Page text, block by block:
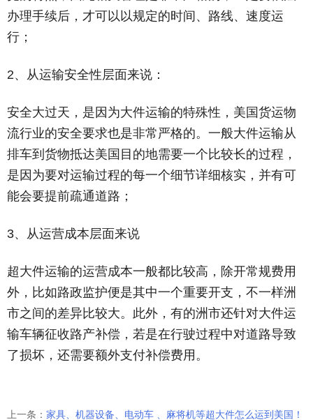
办理手续后，才可以以规定的时间、路线、速度运
行；
2、从运输安全性层面来说：
安全大过天，是因为大件运输的特殊性，美国货运物
流行业的安全要求也是非常严格的。一般大件运输从
排车到货物抵达美国目的地需要一个比较长的过程，
是因为要对运输过程的每一个细节详细核实，并有可
能会要提前疏通道路；
3、从运营成本层面来说
超大件运输的运营成本一般都比较高，除开常规费用
外，比如路政监护便是其中一个重要开支，不一样洲
市之间的差异比较大。此外，有的洲市还针对大件运
输车辆征收路产补偿，若是在行驶过程中对道路导致
了损坏，还需要额外支付补偿费用。
上一条： 家具、机器设备、电动车 、麻将机等超大件怎么运到美国！